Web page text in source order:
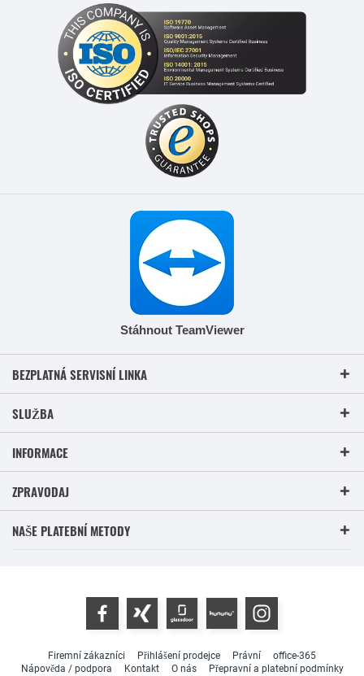
Stáhnout TeamViewer
BEZPLATNÁ SERVISNÍ LINKA
SLUŽBA
INFORMACE
ZPRAVODAJ
NAŠE PLATEBNÍ METODY
Firemní zákazníci Přihlášení prodejce Právní
office-365
Nápověda / podpora
Kontakt O nás
Přepravní a platební podmínky